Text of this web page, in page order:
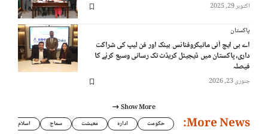
اکتوبر 29, 2025
پاکستان
اے بی ایچ آئی مائیکروفنانس بینک اور فن لیپ کی شراکت
داری، پاکستان میں ڈیجیٹل کریڈٹ تک رسائی وسیع کرنے کا
فیصلہ
جنوری 23, 2026
Show More
More News: حکومت ادارہ معیشت سماج اسلام